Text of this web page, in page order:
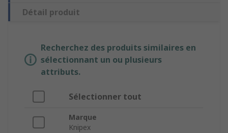
Détail produit
Recherchez des produits similaires en
sélectionnant un ou plusieurs
attributs.
Sélectionner tout
Marque
Knipex